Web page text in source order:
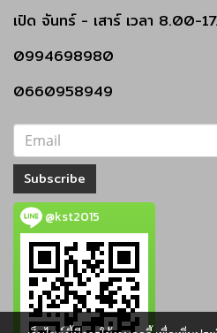
เปิด จันทร์ - เสาร์ เวลา 8.00-
0994698980
0660958949
Subscribe
@kst2015